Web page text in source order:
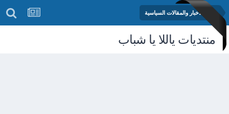
منتدى الأخبار والمقالات السياسية
منتديات ياللا يا شباب